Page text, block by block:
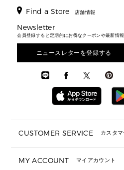
ウェア
アクセサ
アクセサ
メンズ バ
メンズ 財布
メンズ シュ
メンズ ウ
メンズ 時計
▶ メンズす
メンズ財布
メンズアクセ
メンズウ
トラベ
3 IN 1 / 2 IN 1
▶ メンズす
▶ メンズす
▶ メンズす
▶ メンズす
▶ バッグす
通勤・通学ア
3 IN 1 バ
ミニ財布・フラグ
▶ 小物す
定期ケース・カードケ
財布・
時計・ジュ
アクセサ
エディターレ
Find a Store 店舗情報
Newsletter
会員登録すると定期的にお得なクーポンや最新情
ニュースレターを登録する
CUSTOMER SERVICE カスタ
ギフト用にラッピングができますか
MY ACCOUNT マイアカウント